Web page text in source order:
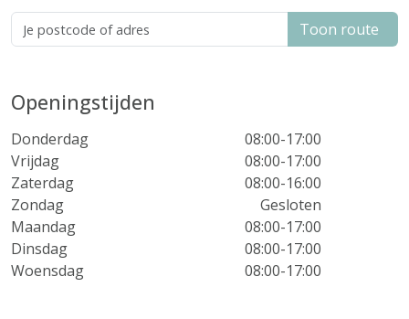
Toon route
Openingstijden
Donderdag
08:00-17:00
Vrijdag
08:00-17:00
Zaterdag
08:00-16:00
Zondag
Gesloten
Maandag
08:00-17:00
Dinsdag
08:00-17:00
Woensdag
08:00-17:00